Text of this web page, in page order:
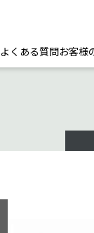
よくある質問お客様